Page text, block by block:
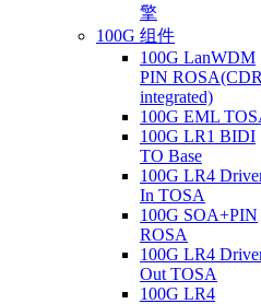
擎
100G 组件
100G LanWDM
PIN ROSA(CDR
integrated)
100G EML
100G LR1 BIDI
TO Base
100G LR4
In TOSA
100G SOA+PIN
ROSA
100G LR4
Out TOSA
100G LR4